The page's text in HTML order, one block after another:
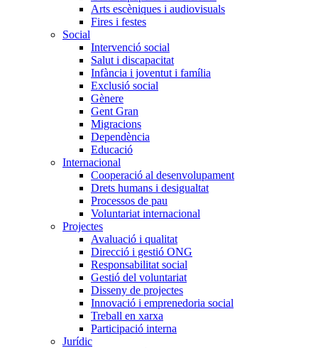
Arts escèniques i audiovisuals
Fires i festes
Social
Intervenció social
Salut i discapacitat
Infància i joventut i família
Exclusió social
Gènere
Gent Gran
Migracions
Dependència
Educació
Internacional
Cooperació al desenvolupament
Drets humans i desigualtat
Processos de pau
Voluntariat internacional
Projectes
Avaluació i qualitat
Direcció i gestió ONG
Responsabilitat social
Gestió del voluntariat
Disseny de projectes
Innovació i emprenedoria social
Treball en xarxa
Participació interna
Jurídic